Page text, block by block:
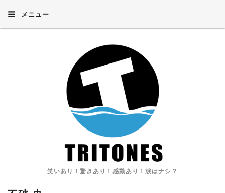
メニュー
笑いあり！驚きあり！感動あり！涙はナシ？